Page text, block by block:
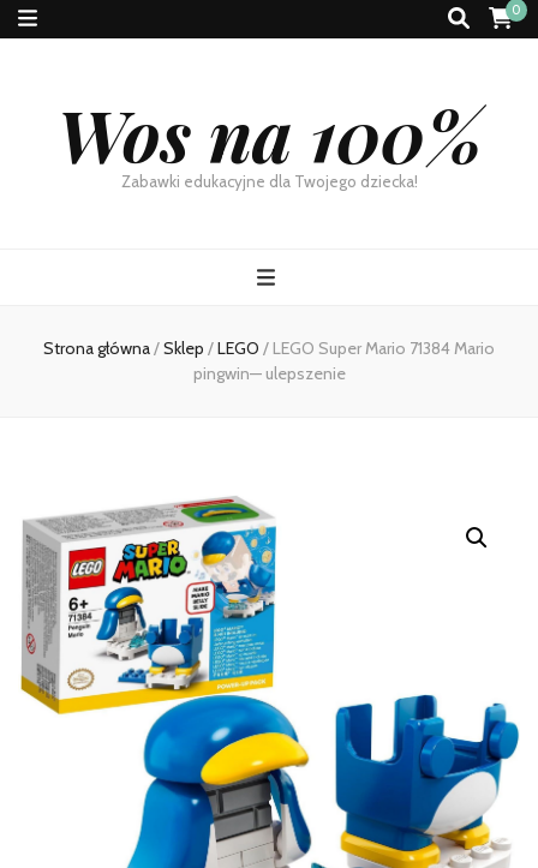
0
Wos na 100%
Zabawki edukacyjne dla Twojego dziecka!
Strona główna/Sklep /LEGO / LEGO Super Mario 71384 Mario
pingwin— ulepszenie